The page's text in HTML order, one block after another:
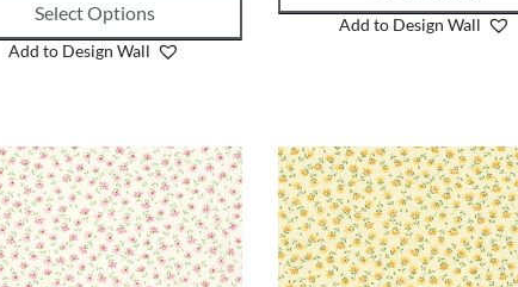
Add to Design Wall
Select Options
Add to Design Wall